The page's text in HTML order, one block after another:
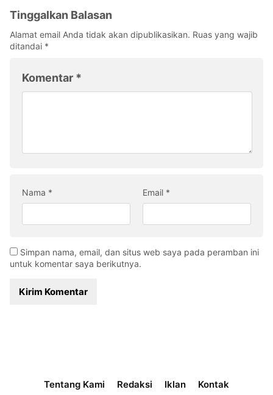
Tinggalkan Balasan
Alamat email Anda tidak akan dipublikasikan. Ruas yang wajib
ditandai *
Komentar *
Nama * Email *
Simpan nama, email, dan situs web saya pada peramban ini
untuk komentar saya berikutnya.
Tentang Kami Redaksi Iklan
Kontak